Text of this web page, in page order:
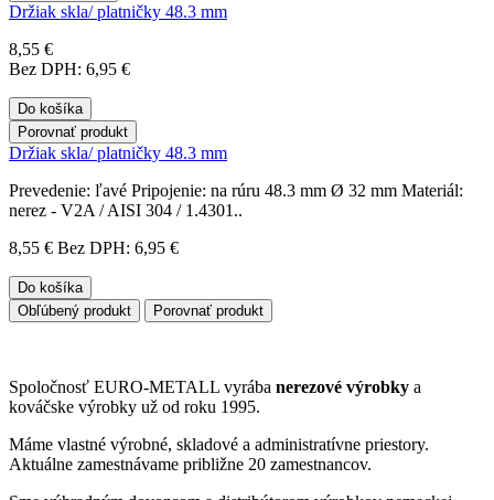
Držiak skla/ platničky 48.3 mm
8,55 €
Bez DPH: 6,95 €
Do košíka
Porovnať produkt
Držiak skla/ platničky 48.3 mm
Prevedenie: ľavé Pripojenie: na rúru 48.3 mm Ø 32 mm Materiál:
nerez - V2A / AISI 304 / 1.4301..
8,55 € Bez DPH: 6,95 €
Do košíka
Obľúbený produkt
Porovnať produkt
Spoločnosť EURO-METALL vyrába nerezové výrobky a
kováčske výrobky už od roku 1995.
Máme vlastné výrobné, skladové a administratívne priestory.
Aktuálne zamestnávame približne 20 zamestnancov.